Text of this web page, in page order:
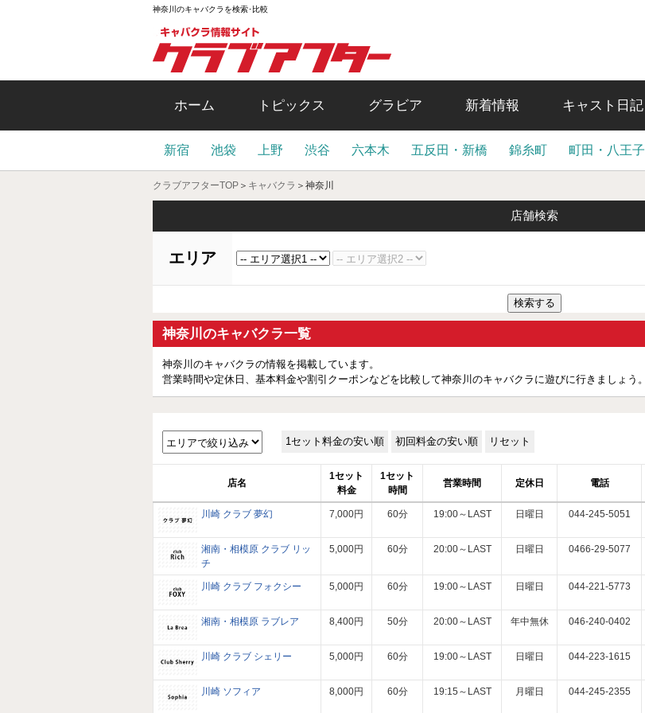
神奈川のキャバクラを検索･比較
ホーム トピックス グラビア 新着情報 キャスト日記
新宿 池袋 上野 渋谷 六本木 五反田・新橋 錦糸町 町田・八王子
クラブアフターTOP ＞ キャバクラ ＞ 神奈川
店舗検索
エリア
神奈川のキャバクラ一覧
神奈川のキャバクラの情報を掲載しています。
営業時間や定休日、基本料金や割引クーポンなどを比較して神奈川のキャバクラに遊びに行きましょう。
1セット料金の安い順 初回料金の安い順 リセット
店名
1セット
料金
1セット
時間
営業時間 定休日 電話
川崎 クラブ 夢幻 7,000円 60分 19:00～LAST 日曜日 044-245-5051
湘南・相模原 クラブ リッ
チ
5,000円 60分 20:00～LAST 日曜日 0466-29-5077
川崎 クラブ フォクシー 5,000円 60分 19:00～LAST 日曜日 044-221-5773
湘南・相模原 ラブレア 8,400円 50分 20:00～LAST 年中無休 046-240-0402
川崎 クラブ シェリー 5,000円 60分 19:00～LAST 日曜日 044-223-1615
川崎 ソフィア 8,000円 60分 19:15～LAST 月曜日 044-245-2355